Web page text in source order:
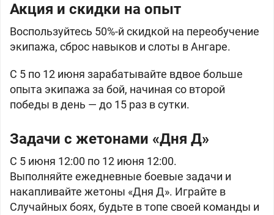
Акция и скидки на опыт
Воспользуйтесь 50%-й скидкой на переобучение
экипажа, сброс навыков и слоты в Ангаре.
С 5 по 12 июня зарабатывайте вдвое больше
опыта экипажа за бой, начиная со второй
победы в день — до 15 раз в сутки.
Задачи с жетонами «Дня Д»
C 5 июня 12:00 по 12 июня 12:00.
Выполняйте ежедневные боевые задачи и
накапливайте жетоны «Дня Д». Играйте в
Случайных боях, будьте в топе своей команды и